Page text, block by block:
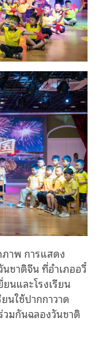
ภาพ การแสดง
ชาติจีน ที่อำเภออวี๋
นและโรงเรียน
นใช้ปากกาวาด
มกันฉลองวันชาติ